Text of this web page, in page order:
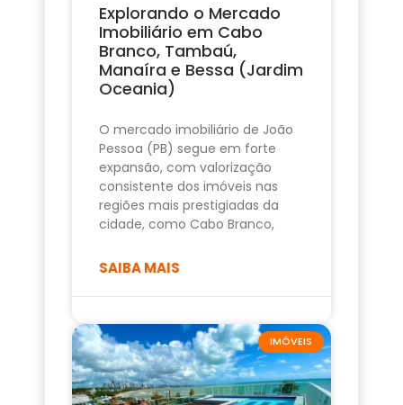
Explorando o Mercado
Imobiliário em Cabo
Branco, Tambaú,
Manaíra e Bessa (Jardim
Oceania)
O mercado imobiliário de João
Pessoa (PB) segue em forte
expansão, com valorização
consistente dos imóveis nas
regiões mais prestigiadas da
cidade, como Cabo Branco,
SAIBA MAIS
IMÓVEIS